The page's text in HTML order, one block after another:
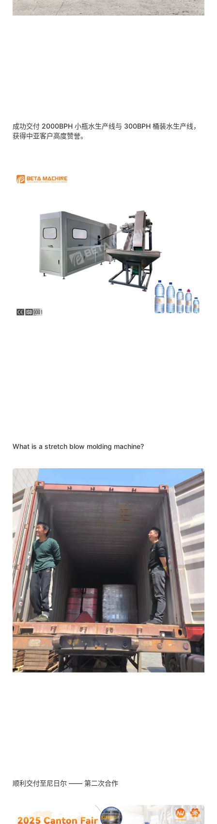
成功交付 2000BPH 小瓶水生产线与 300BPH 桶装水生产线，
获得中亚客户高度赞誉。
What is a stretch blow molding machine?
顺利交付至尼日尔 —— 第二次合作